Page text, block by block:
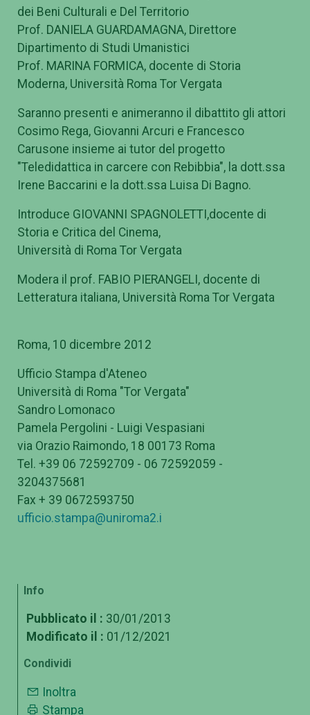
dei Beni Culturali e Del Territorio
Prof. DANIELA GUARDAMAGNA, Direttore
Dipartimento di Studi Umanistici
Prof. MARINA FORMICA, docente di Storia
Moderna, Università Roma Tor Vergata
Saranno presenti e animeranno il dibattito gli attori
Cosimo Rega, Giovanni Arcuri e Francesco
Carusone insieme ai tutor del progetto
"Teledidattica in carcere con Rebibbia", la dott.ssa
Irene Baccarini e la dott.ssa Luisa Di Bagno.
Introduce GIOVANNI SPAGNOLETTI,docente di
Storia e Critica del Cinema,
Università di Roma Tor Vergata
Modera il prof. FABIO PIERANGELI, docente di
Letteratura italiana, Università Roma Tor Vergata
Roma, 10 dicembre 2012
Ufficio Stampa d'Ateneo
Università di Roma "Tor Vergata"
Sandro Lomonaco
Pamela Pergolini - Luigi Vespasiani
via Orazio Raimondo, 18 00173 Roma
Tel. +39 06 72592709 - 06 72592059 -
3204375681
Fax + 39 0672593750
ufficio.stampa@uniroma2.i
Info
Pubblicato il : 30/01/2013
Modificato il : 01/12/2021
Condividi
Inoltra
Stampa